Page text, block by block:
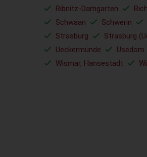
Ribnitz-Damgarten
Schwaan
Schwerin
Strasburg
Strasburg
Ueckermünde Usedom
Wismar, Hansestadt